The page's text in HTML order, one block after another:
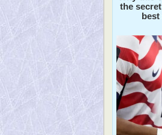
the
best